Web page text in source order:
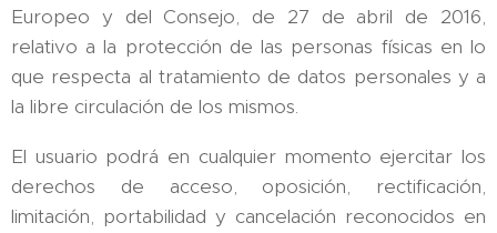
Europeo y del Consejo, de 27 de abril de 2016,
relativo a la protección de las personas físicas en lo
que respecta al tratamiento de datos personales y a
la libre circulación de los mismos.
El usuario podrá en cualquier momento ejercitar los
derechos de acceso, oposición, rectificación,
limitación, portabilidad y cancelación reconocidos en